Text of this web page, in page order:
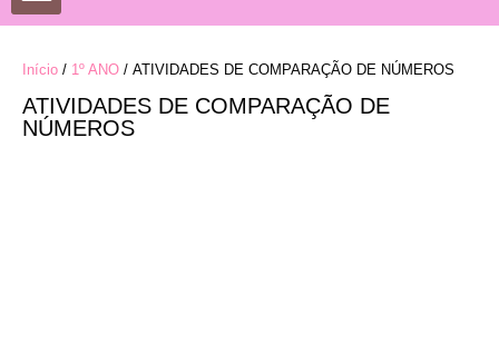
Início / 1º ANO / ATIVIDADES DE COMPARAÇÃO DE NÚMEROS
ATIVIDADES DE COMPARAÇÃO DE
NÚMEROS